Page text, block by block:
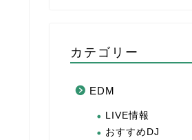
カテゴリー
EDM
LIVE情報
おすすめDJ